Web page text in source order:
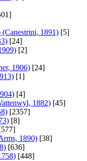
(Canestrini, 1891) [5]
[24]
[2]
1906) [24]
[1]
[4]
1882) [45]
[2357]
[8]
1890) [38]
[636]
[448]